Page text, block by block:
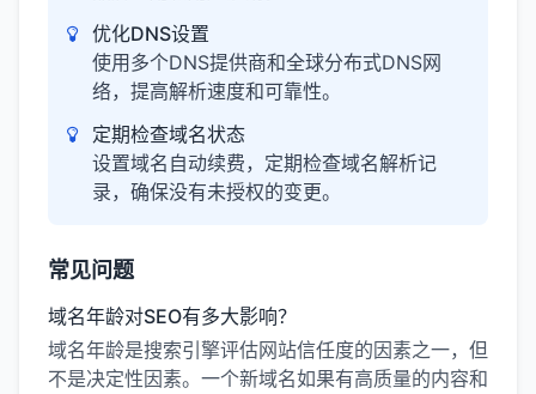
优化DNS设置
使用多个DNS提供商和全球分布式DNS网
络，提高解析速度和可靠性。
定期检查域名状态
设置域名自动续费，定期检查域名解析记
录，确保没有未授权的变更。
常见问题
域名年龄对SEO有多大影响？
域名年龄是搜索引擎评估网站信任度的因素之一，但
不是决定性因素。一个新域名如果有高质量的内容和